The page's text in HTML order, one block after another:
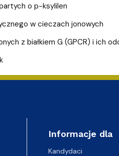
o p-ksylilen
w cieczach jonowych
z białkiem G (GPCR) i ich
Informacje dla
Kandydaci